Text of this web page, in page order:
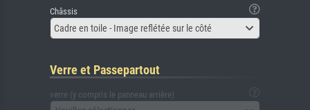
Châssis
Cadre en toile - Image reflétée sur le côté
Verre et Passepartout
verre (y compris le panneau arrière)